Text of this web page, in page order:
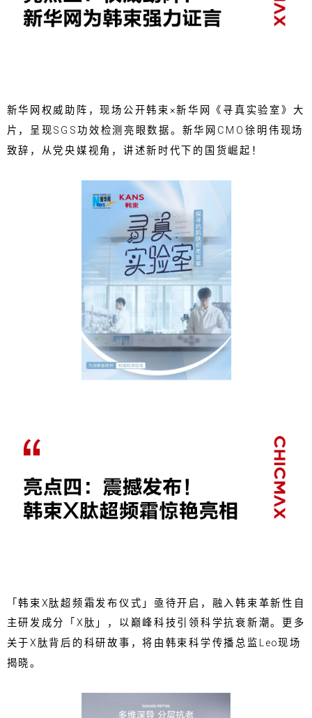
新华网权威助阵，现场公开韩束×新华网《寻真实验室》大
片，呈现SGS功效检测亮眼数据。新华网CMO徐明伟现场
致辞，从党央媒视角，讲述新时代下的国货崛起！
「韩束X肽超频霜发布仪式」亟待开启，融入韩束革新性自
主研发成分「X肽」，以巅峰科技引领科学抗衰新潮。更多
关于X肽背后的科研故事，将由韩束科学传播总监Leo现场
揭晓。